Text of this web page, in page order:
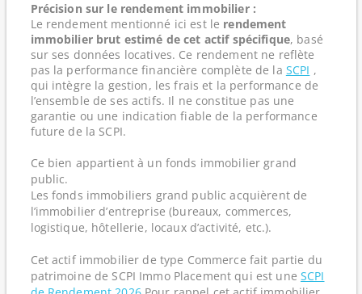
Précision sur le rendement immobilier :
Le rendement mentionné ici est le rendement
immobilier brut estimé de cet actif spécifique, basé
sur ses données locatives. Ce rendement ne reflète
pas la performance financière complète de la SCPI ,
qui intègre la gestion, les frais et la performance de
l’ensemble de ses actifs. Il ne constitue pas une
garantie ou une indication fiable de la performance
future de la SCPI.
Ce bien appartient à un fonds immobilier grand
public.
Les fonds immobiliers grand public acquièrent de
l’immobilier d’entreprise (bureaux, commerces,
logistique, hôtellerie, locaux d’activité, etc.).
Cet actif immobilier de type Commerce fait partie du
patrimoine de SCPI Immo Placement qui est une SCPI